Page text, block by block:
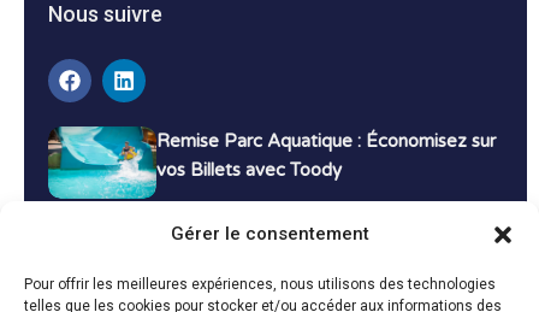
Gérer le consentement
Pour offrir les meilleures expériences, nous utilisons des technologies
telles que les cookies pour stocker et/ou accéder aux informations des
Nous suivre
Remise Parc Aquatique : Économisez sur
vos Billets avec Toody
Bons Plans Voyage : Économisez sur vos
Vacances avec Toody